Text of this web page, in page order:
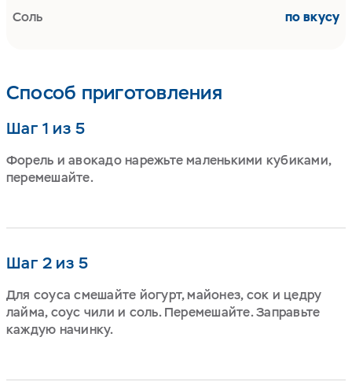
Способ приготовления
Шаг 1 из 5
Форель и авокадо нарежьте маленькими кубиками,
перемешайте.
Шаг 2 из 5
Для соуса смешайте йогурт, майонез, сок и цедру
лайма, соус чили и соль. Перемешайте. Заправьте
каждую начинку.
Соль по вкусу